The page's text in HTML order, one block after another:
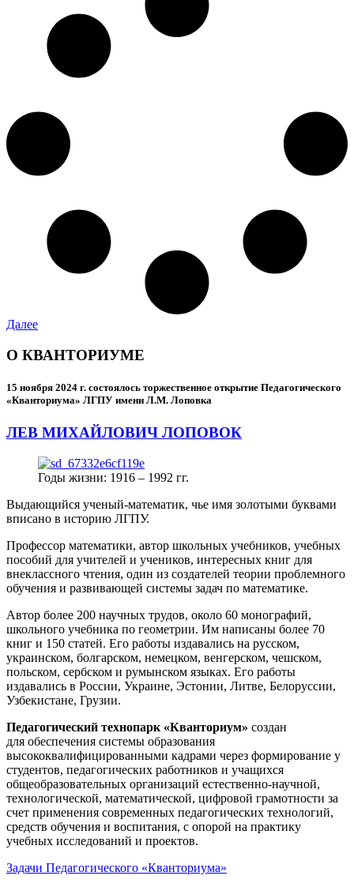
Далее
О КВАНТОРИУМЕ
15 ноября 2024 г. состоялось торжественное открытие Педагогического
«Кванториума» ЛГПУ имени Л.М. Лоповка
ЛЕВ МИХАЙЛОВИЧ ЛОПОВОК
Годы жизни: 1916 – 1992 гг.
Выдающийся ученый-математик, чье имя золотыми буквами
вписано в историю ЛГПУ.
Профессор математики, автор школьных учебников, учебных
пособий для учителей и учеников, интересных книг для
внеклассного чтения, один из создателей теории проблемного
обучения и развивающей системы задач по математике.
Автор более 200 научных трудов, около 60 монографий,
школьного учебника по геометрии. Им написаны более 70
книг и 150 статей. Его работы издавались на русском,
украинском, болгарском, немецком, венгерском, чешском,
польском, сербском и румынском языках. Его работы
издавались в России, Украине, Эстонии, Литве, Белоруссии,
Узбекистане, Грузии.
Педагогический технопарк «Кванториум» создан
для обеспечения системы образования
высококвалифицированными кадрами через формирование у
студентов, педагогических работников и учащихся
общеобразовательных организаций естественно-научной,
технологической, математической, цифровой грамотности за
счет применения современных педагогических технологий,
средств обучения и воспитания, с опорой на практику
учебных исследований и проектов.
Задачи Педагогического «Кванториума»